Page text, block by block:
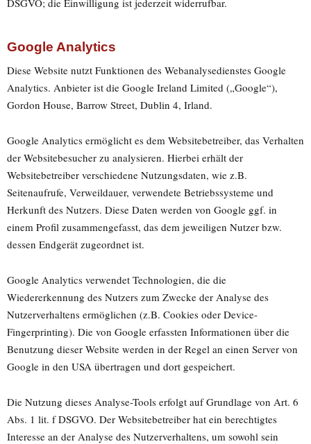
Google Analytics
Diese Website nutzt Funktionen des Webanalysedienstes Google
Analytics. Anbieter ist die Google Ireland Limited („Google“),
Gordon House, Barrow Street, Dublin 4, Irland.
Google Analytics ermöglicht es dem Websitebetreiber, das Verhalten
der Websitebesucher zu analysieren. Hierbei erhält der
Websitebetreiber verschiedene Nutzungsdaten, wie z.B.
Seitenaufrufe, Verweildauer, verwendete Betriebssysteme und
Herkunft des Nutzers. Diese Daten werden von Google ggf. in
einem Profil zusammengefasst, das dem jeweiligen Nutzer bzw.
dessen Endgerät zugeordnet ist.
Google Analytics verwendet Technologien, die die
Wiedererkennung des Nutzers zum Zwecke der Analyse des
Nutzerverhaltens ermöglichen (z.B. Cookies oder Device-
Fingerprinting). Die von Google erfassten Informationen über die
Benutzung dieser Website werden in der Regel an einen Server von
Google in den USA übertragen und dort gespeichert.
Die Nutzung dieses Analyse-Tools erfolgt auf Grundlage von Art. 6
Abs. 1 lit. f DSGVO. Der Websitebetreiber hat ein berechtigtes
Interesse an der Analyse des Nutzerverhaltens, um sowohl sein